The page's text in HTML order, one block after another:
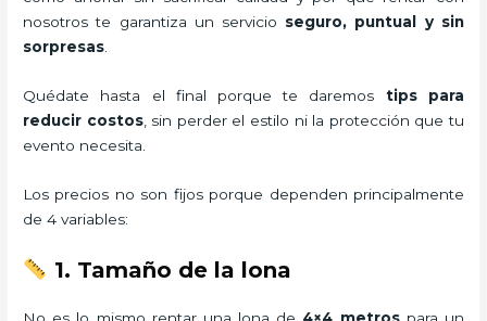
nosotros te garantiza un servicio seguro, puntual y sin
sorpresas
Quédate hasta el final porque te daremos tips para
reducir costos, sin perder el estilo ni la protección que tu
evento necesita.
Los precios no son fijos porque dependen principalmente
de 4 variables:
1. Tamaño de la lona
No es lo mismo rentar una lona de 4×4 metrospara un